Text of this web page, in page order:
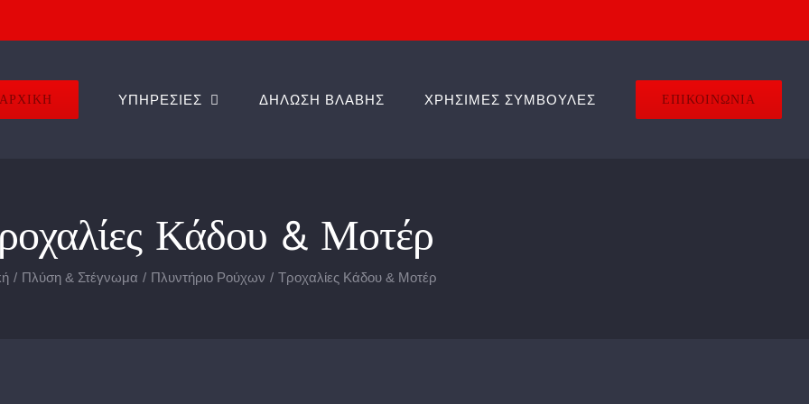
ΑΡΧΙΚΗ ΥΠΗΡΕΣΙΕΣ ΔΗΛΩΣΗ ΒΛΑΒΗΣ ΧΡΗΣΙΜΕΣ ΣΥΜΒΟΥΛΕΣ ΕΠΙΚΟΙΝΩΝΙΑ
Κάδου & Μοτέρ
Πλύση & Στέγνωμα Πλυντήριο Ρούχων Τροχαλίες Κάδου & Μοτέρ